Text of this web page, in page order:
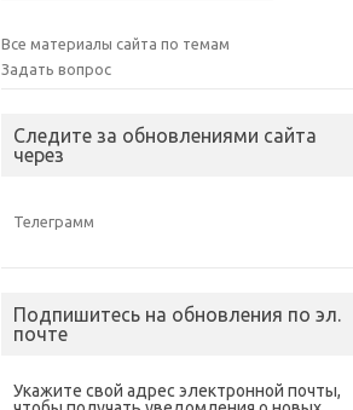
Все материалы сайта по темам
Задать вопрос
Следите за обновлениями сайта
через
Телеграмм
Подпишитесь на обновления по эл.
почте
Укажите свой адрес электронной почты,